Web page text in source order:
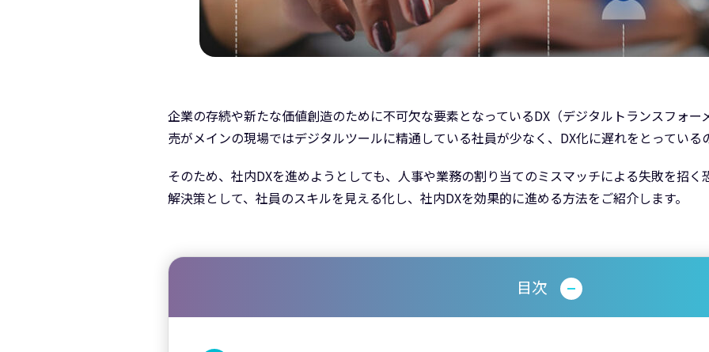
企業の存続や新たな価値創造のために不可欠な要素となっているDX（デジタルトランスフォ
売がメインの現場ではデジタルツールに精通している社員が少なく、DX化に遅れをとっている
そのため、社内DXを進めようとしても、人事や業務の割り当てのミスマッチによる失敗を招
解決策として、社員のスキルを見える化し、社内DXを効果的に進める方法をご紹介します。
目次